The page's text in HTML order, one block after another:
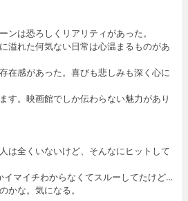
ンは恐ろしくリアリティがあった。
溢れた何気ない日常は心温まるものがあ
在感があった。喜びも悲しみも深く心に
す。映画館でしか伝わらない魅力があり
は全くいないけど、そんなにヒットして
イマイチわからなくてスルーしてたけど…
かな。気になる。